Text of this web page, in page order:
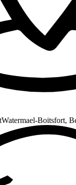
Watermael-Boitsfort,